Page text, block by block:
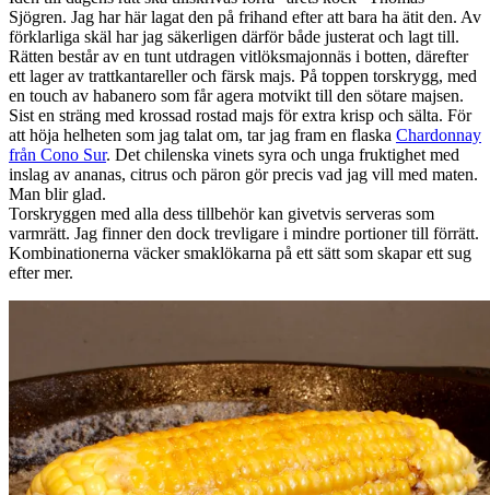
Sjögren. Jag har här lagat den på frihand efter att bara ha ätit den. Av
förklarliga skäl har jag säkerligen därför både justerat och lagt till.
Rätten består av en tunt utdragen vitlöksmajonnäs i botten, därefter
ett lager av trattkantareller och färsk majs. På toppen torskrygg, med
en touch av habanero som får agera motvikt till den sötare majsen.
Sist en sträng med krossad rostad majs för extra krisp och sälta. För
att höja helheten som jag talat om, tar jag fram en flaska Chardonnay
från Cono Sur. Det chilenska vinets syra och unga fruktighet med
inslag av ananas, citrus och päron gör precis vad jag vill med maten.
Man blir glad.
Torskryggen med alla dess tillbehör kan givetvis serveras som
varmrätt. Jag finner den dock trevligare i mindre portioner till förrätt.
Kombinationerna väcker smaklökarna på ett sätt som skapar ett sug
efter mer.